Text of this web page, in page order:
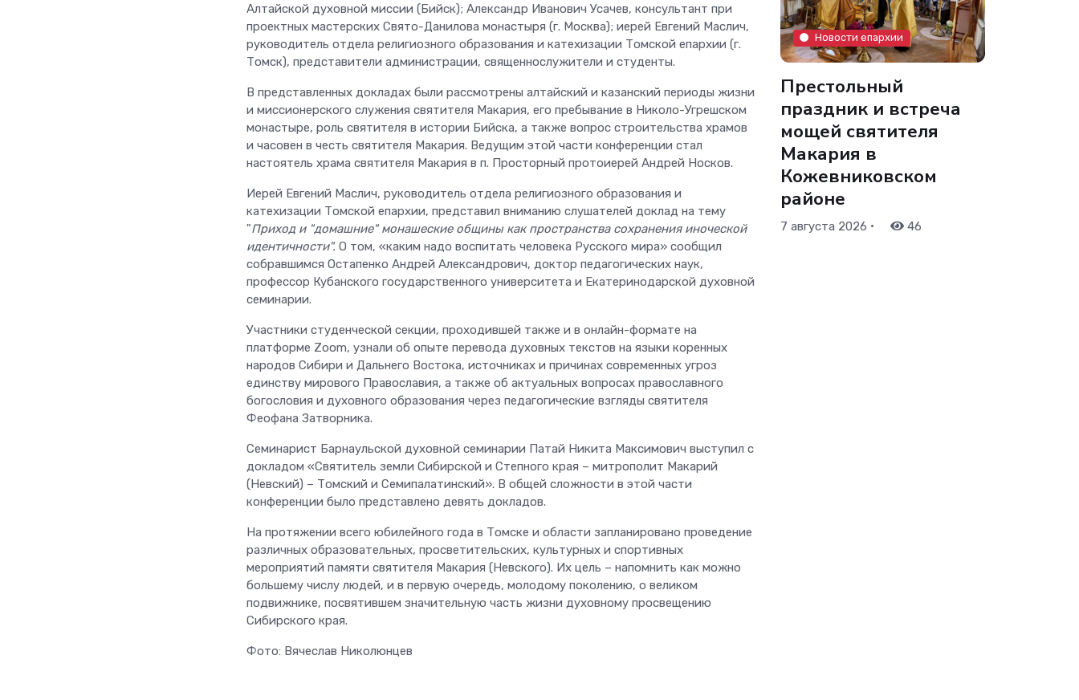
Алтайской духовной миссии (Бийск); Александр Иванович Усачев, консультант при
проектных мастерских Свято-Данилова монастыря (г. Москва); иерей Евгений Маслич,
руководитель отдела религиозного образования и катехизации Томской епархии (г.
Томск), представители администрации, священнослужители и студенты.
В представленных докладах были рассмотрены алтайский и казанский периоды жизни
и миссионерского служения святителя Макария, его пребывание в Николо-Угрешском
монастыре, роль святителя в истории Бийска, а также вопрос строительства храмов
и часовен в честь святителя Макария. Ведущим этой части конференции стал
настоятель храма святителя Макария в п. Просторный протоиерей Андрей Носков.
Иерей Евгений Маслич, руководитель отдела религиозного образования и
катехизации Томской епархии, представил вниманию слушателей доклад на тему
"Приход и "домашние" монашеские общины как пространства сохранения иноческой
идентичности". О том, «каким надо воспитать человека Русского мира» сообщил
собравшимся Остапенко Андрей Александрович, доктор педагогических наук,
профессор Кубанского государственного университета и Екатеринодарской духовной
семинарии.
Участники студенческой секции, проходившей также и в онлайн-формате на
платформе Zoom, узнали об опыте перевода духовных текстов на языки коренных
народов Сибири и Дальнего Востока, источниках и причинах современных угроз
единству мирового Православия, а также об актуальных вопросах православного
богословия и духовного образования через педагогические взгляды святителя
Феофана Затворника.
Семинарист Барнаульской духовной семинарии Патай Никита Максимович выступил с
докладом «Святитель земли Сибирской и Степного края – митрополит Макарий
(Невский) – Томский и Семипалатинский». В общей сложности в этой части
конференции было представлено девять докладов.
На протяжении всего юбилейного года в Томске и области запланировано проведение
различных образовательных, просветительских, культурных и спортивных
мероприятий памяти святителя Макария (Невского). Их цель – напомнить как можно
большему числу людей, и в первую очередь, молодому поколению, о великом
подвижнике, посвятившем значительную часть жизни духовному просвещению
Сибирского края.
Фото: Вячеслав Николюнцев
Новости епархии
Престольный
праздник и встреча
мощей святителя
Макария в
Кожевниковском
районе
7 августа 2026 • 46